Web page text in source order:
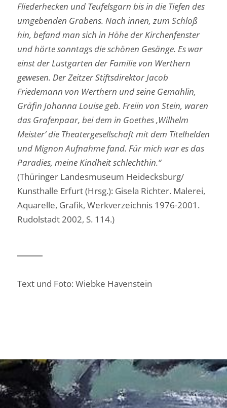
Fliederhecken und Teufelsgarn bis in die Tiefen des
umgebenden Grabens. Nach innen, zum Schloß
hin, befand man sich in Höhe der Kirchenfenster
und hörte sonntags die schönen Gesänge. Es war
einst der Lustgarten der Familie von Werthern
gewesen. Der Zeitzer Stiftsdirektor Jacob
Friedemann von Werthern und seine Gemahlin,
Gräfin Johanna Louise geb. Freiin von Stein, waren
das Grafenpaar, bei dem in Goethes ,Wilhelm
Meister‘ die Theatergesellschaft mit dem Titelhelden
und Mignon Aufnahme fand. Für mich war es das
Paradies, meine Kindheit schlechthin.“
(Thüringer Landesmuseum Heidecksburg/
Kunsthalle Erfurt (Hrsg.): Gisela Richter. Malerei,
Aquarelle, Grafik, Werkverzeichnis 1976-2001.
Rudolstadt 2002, S. 114.)
Text und Foto: Wiebke Havenstein